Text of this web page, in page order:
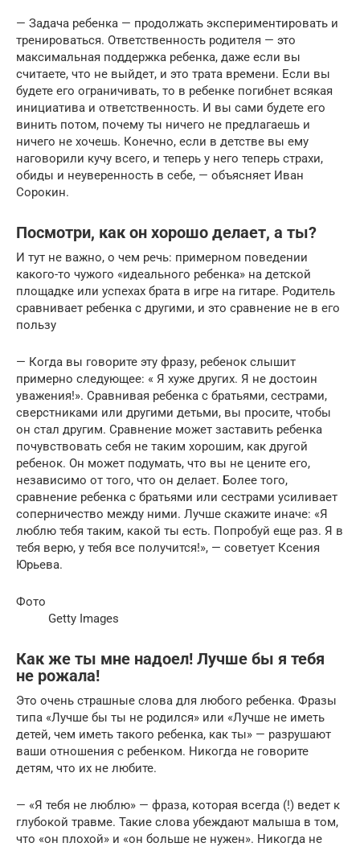
— Задача ребенка — продолжать экспериментировать и
тренироваться. Ответственность родителя — это
максимальная поддержка ребенка, даже если вы
считаете, что не выйдет, и это трата времени. Если вы
будете его ограничивать, то в ребенке погибнет всякая
инициатива и ответственность. И вы сами будете его
винить потом, почему ты ничего не предлагаешь и
ничего не хочешь. Конечно, если в детстве вы ему
наговорили кучу всего, и теперь у него теперь страхи,
обиды и неуверенность в себе, — объясняет Иван
Сорокин.
Посмотри, как он хорошо делает, а ты?
И тут не важно, о чем речь: примерном поведении
какого-то чужого «идеального ребенка» на детской
площадке или успехах брата в игре на гитаре. Родитель
сравнивает ребенка с другими, и это сравнение не в его
пользу
— Когда вы говорите эту фразу, ребенок слышит
примерно следующее: « Я хуже других. Я не достоин
уважения!». Сравнивая ребенка с братьями, сестрами,
сверстниками или другими детьми, вы просите, чтобы
он стал другим. Сравнение может заставить ребенка
почувствовать себя не таким хорошим, как другой
ребенок. Он может подумать, что вы не цените его,
независимо от того, что он делает. Более того,
сравнение ребенка с братьями или сестрами усиливает
соперничество между ними. Лучше скажите иначе: «Я
люблю тебя таким, какой ты есть. Попробуй еще раз. Я в
тебя верю, у тебя все получится!», — советует Ксения
Юрьева.
Фото
Getty Images
Как же ты мне надоел! Лучше бы я тебя
не рожала!
Это очень страшные слова для любого ребенка. Фразы
типа «Лучше бы ты не родился» или «Лучше не иметь
детей, чем иметь такого ребенка, как ты» — разрушают
ваши отношения с ребенком. Никогда не говорите
детям, что их не любите.
— «Я тебя не люблю» — фраза, которая всегда (!) ведет к
глубокой травме. Такие слова убеждают малыша в том,
что «он плохой» и «он больше не нужен». Никогда не